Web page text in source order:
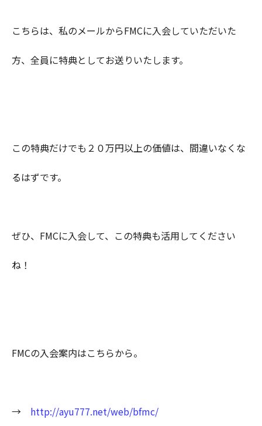
こちらは、私のメールからFMCに入会していただいた
方、全員に特典としてお送りいたします。
この特典だけでも２０万円以上の価値は、間違いなくな
るはずです。
ぜひ、FMCに入会して、この特典も活用してください
ね！
FMCの入会案内はこちらから。
→ http://ayu777.net/web/bfmc/